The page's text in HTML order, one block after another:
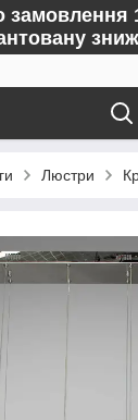
замовлення
Люстри